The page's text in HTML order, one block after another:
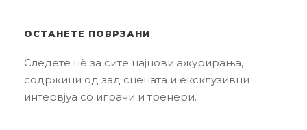
ОСТАНЕТЕ ПОВРЗАНИ
Следете нè за сите најнови ажурирања,
содржини од зад сцената и ексклузивни
интервјуа со играчи и тренери.